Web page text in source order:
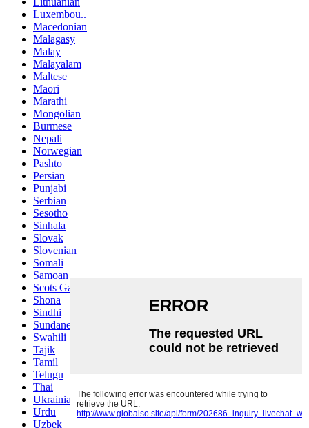
Luxembou..
Macedonian
Malagasy
Malay
Malayalam
Maltese
Maori
Marathi
Mongolian
Burmese
Nepali
Norwegian
Pashto
Persian
Punjabi
Serbian
Sesotho
Sinhala
Slovak
Slovenian
Somali
Samoan
Scots Gaelic
Shona
Sindhi
Sundanese
Swahili
Tajik
Tamil
Telugu
Thai
Ukrainian
Urdu
Uzbek